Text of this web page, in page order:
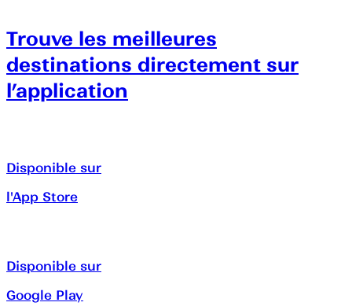
Trouve les meilleures
destinations directement sur
l’application
Disponible sur
l'App Store
Disponible sur
Google Play